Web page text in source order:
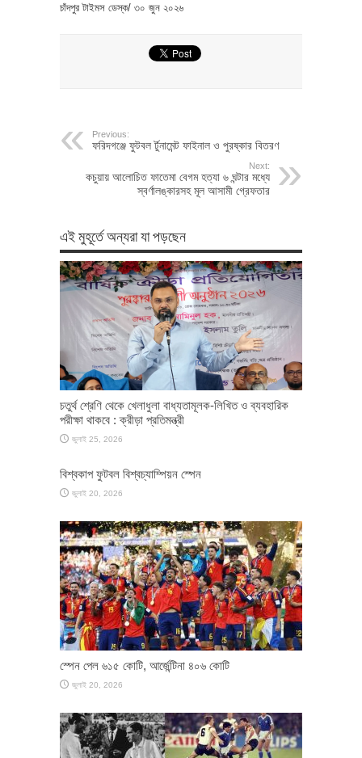
চাঁদপুর টাইমস ডেস্ক/ ৩০ জুন ২০২৬
Previous:
ফরিদগঞ্জে ফুটবল র্টুনামেন্ট ফাইনাল ও পুরষ্কার বিতরণ
Next:
কচুয়ায় আলোচিত ফাতেমা বেগম হত্যা ৬ ঘন্টার মধ্যে
স্বর্ণালঙ্কারসহ মূল আসামী গ্রেফতার
এই মুহূর্তে অন্যরা যা পড়ছেন
চতুর্থ শ্রেণি থেকে খেলাধুলা বাধ্যতামূলক-লিখিত ও ব্যবহারিক
পরীক্ষা থাকবে : ক্রীড়া প্রতিমন্ত্রী
জুলাই 25, 2026
বিশ্বকাপ ফুটবল বিশ্বচ্যাম্পিয়ন স্পেন
জুলাই 20, 2026
স্পেন পেল ৬১৫ কোটি, আর্জেন্টিনা ৪০৬ কোটি
জুলাই 20, 2026